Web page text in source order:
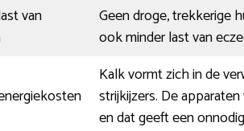
van
Geen droge, trekkerige
ook minder last van
Kalk vormt zich in de
strijkijzers. De
en dat geeft een